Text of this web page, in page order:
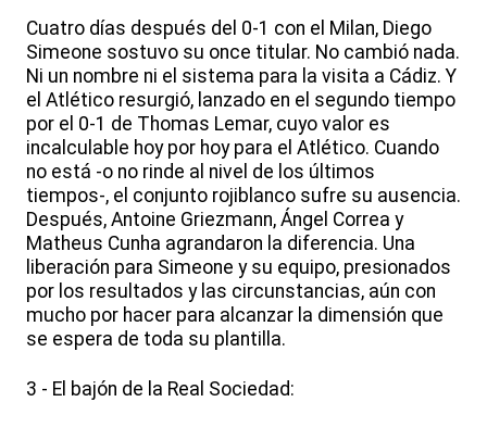
Cuatro días después del 0-1 con el Milan, Diego
Simeone sostuvo su once titular. No cambió nada.
Ni un nombre ni el sistema para la visita a Cádiz. Y
el Atlético resurgió, lanzado en el segundo tiempo
por el 0-1 de Thomas Lemar, cuyo valor es
incalculable hoy por hoy para el Atlético. Cuando
no está -o no rinde al nivel de los últimos
tiempos-, el conjunto rojiblanco sufre su ausencia.
Después, Antoine Griezmann, Ángel Correa y
Matheus Cunha agrandaron la diferencia. Una
liberación para Simeone y su equipo, presionados
por los resultados y las circunstancias, aún con
mucho por hacer para alcanzar la dimensión que
se espera de toda su plantilla.
3 - El bajón de la Real Sociedad: